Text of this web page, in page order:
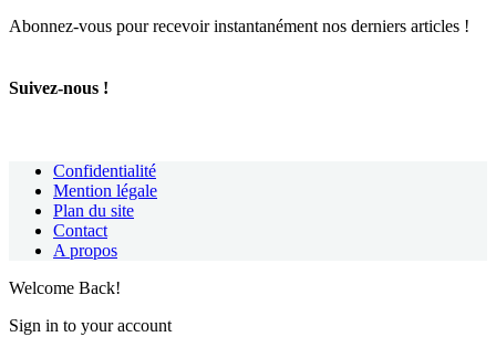
Abonnez-vous pour recevoir instantanément nos derniers articles !
Suivez-nous !
Confidentialité
Mention légale
Plan du site
Contact
A propos
Welcome Back!
Sign in to your account